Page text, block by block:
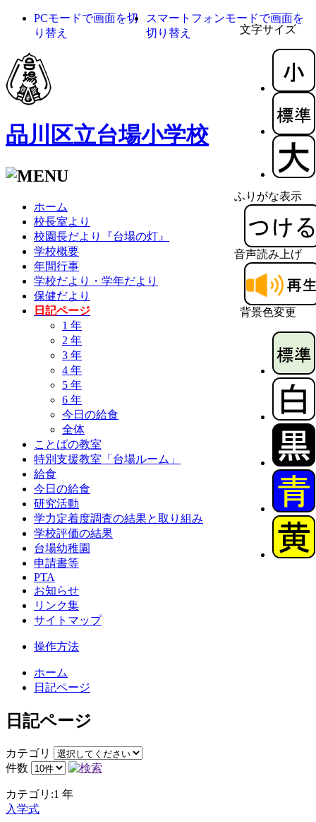
文字サイズ
ふりがな表示
音声読み上げ
背景色変更
PCモードで画面を切
り替え
スマートフォンモードで画面を
切り替え
品川区立台場小学校
ホーム
校長室より
校園長だより『台場の灯』
学校概要
年間行事
学校だより・学年だより
保健だより
日記ページ
1 年
2 年
3 年
4 年
5 年
6 年
今日の給食
全体
ことばの教室
特別支援教室「台場ルーム」
給食
今日の給食
研究活動
学力定着度調査の結果と取り組み
学校評価の結果
台場幼稚園
申請書等
PTA
お知らせ
リンク集
サイトマップ
操作方法
ホーム
日記ページ
日記ページ
カテゴリ
件数
カテゴリ:1 年
入学式